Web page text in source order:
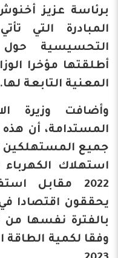
برئاسة عزيز
المبادرة التي
التحسيسية حول
أطلقتها مؤخرا
المعنية التابعة لها.
وأضافت وزيرة
المستدامة، أن
جميع المستهلكين
استهلاك
2022 مقابل
يحققون اقتصادا في
بالفترة نفسها من
وفقا لكمية